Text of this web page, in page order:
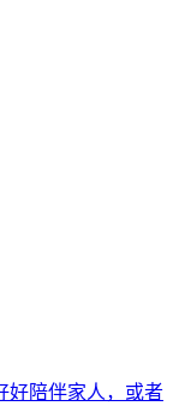
好陪伴家人，或者